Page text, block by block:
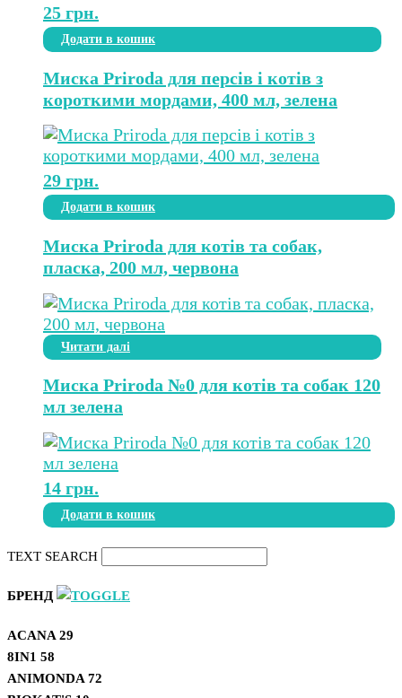
25 грн.
Додати в кошик
Миска Priroda для персів і котів з
короткими мордами, 400 мл, зелена
29 грн.
Додати в кошик
Миска Priroda для котів та собак,
пласка, 200 мл, червона
Читати далі
Миска Priroda №0 для котів та собак 120
мл зелена
14 грн.
Додати в кошик
TEXT SEARCH
БРЕНД
ACANA 29
8IN1 58
ANIMONDA 72